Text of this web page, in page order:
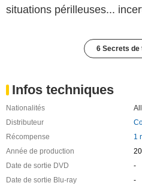
situations périlleuses...
6 Secrets de
Infos techniques
Nationalités
Distributeur
Récompense
1
Année de production
Date de sortie DVD
-
Date de sortie Blu-ray
-